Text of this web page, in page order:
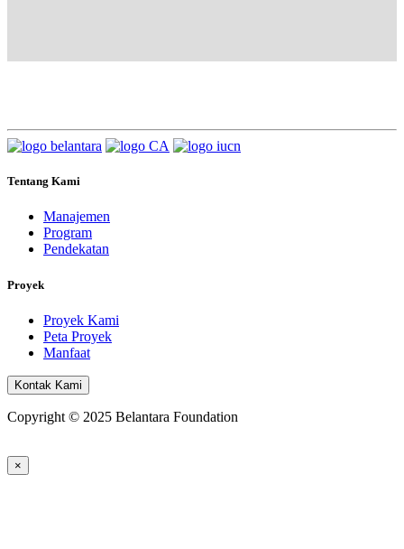
Tentang Kami
Manajemen
Program
Pendekatan
Proyek
Proyek Kami
Peta Proyek
Manfaat
Kontak Kami
Copyright © 2025 Belantara Foundation
×